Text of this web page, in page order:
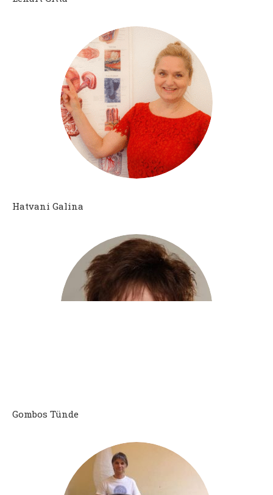
Hatvani Galina
Gombos Tünde